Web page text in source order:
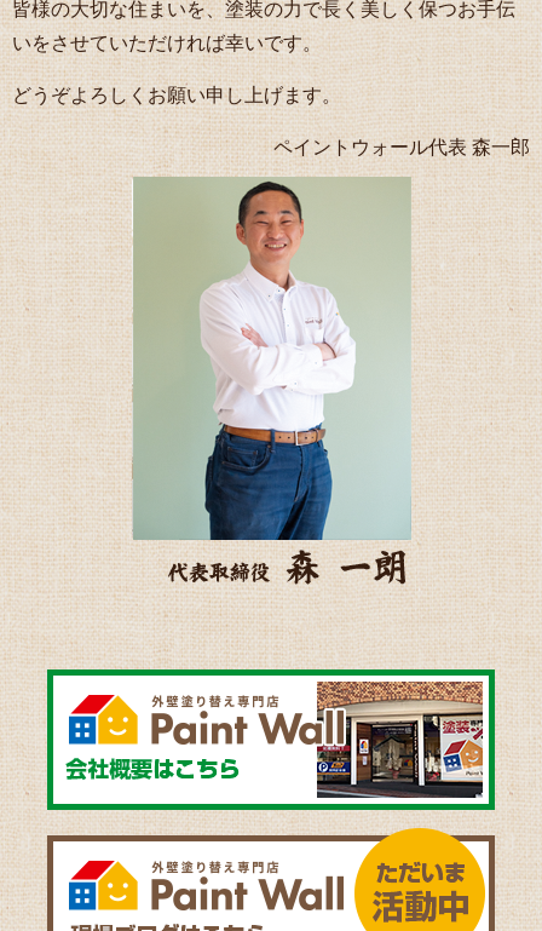
皆様の大切な住まいを、塗装の力で長く美しく保つお手伝
いをさせていただければ幸いです。
どうぞよろしくお願い申し上げます。
ペイントウォール代表 森一郎